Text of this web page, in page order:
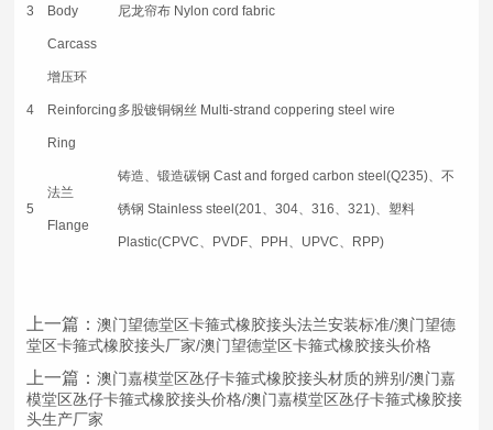
3 Body
Carcass
尼龙帘布 Nylon cord fabric
4
增压环
Reinforcing
Ring
多股镀铜钢丝 Multi-strand coppering steel wire
5
法兰
Flange
铸造、锻造碳钢 Cast and forged carbon steel(Q235)、不
锈钢 Stainless steel(201、304、316、321)、塑料
Plastic(CPVC、PVDF、PPH、UPVC、RPP)
上一篇： 澳门望德堂区卡箍式橡胶接头法兰安装标准/澳门望德
堂区卡箍式橡胶接头厂家/澳门望德堂区卡箍式橡胶接头价格
上一篇： 澳门嘉模堂区氹仔卡箍式橡胶接头材质的辨别/澳门嘉
模堂区氹仔卡箍式橡胶接头价格/澳门嘉模堂区氹仔卡箍式橡胶接
头生产厂家